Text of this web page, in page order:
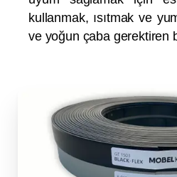
kullanmak, ısıtmak ve
ve yoğun çaba gerektiren